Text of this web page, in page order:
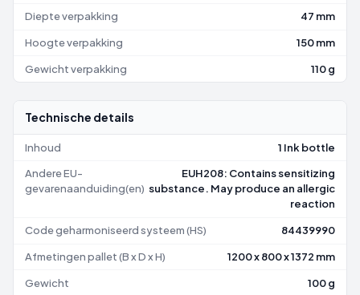
Diepte verpakking 47 mm
Hoogte verpakking 150 mm
Gewicht verpakking 110 g
Technische details
Inhoud 1 Ink bottle
Andere EU-
gevarenaanduiding(en)
EUH208: Contains sensitizing
substance. May produce an allergic
reaction
Code geharmoniseerd systeem (HS) 84439990
Afmetingen pallet (B x D x H) 1200 x 800 x 1372 mm
Gewicht 100 g